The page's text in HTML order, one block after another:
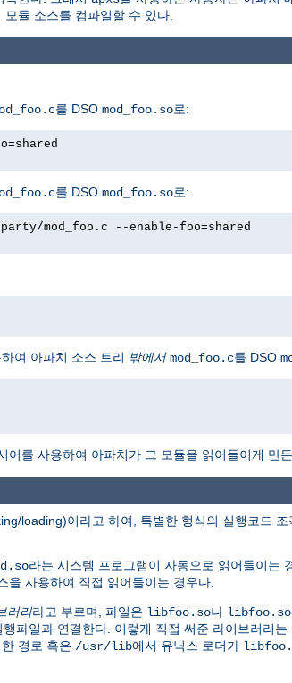
듈 소스를 컴파일할 수 있다.
를 DSO mod_foo.so로:
를 DSO mod_foo.so로:
mod_foo.c --enable-foo=shared
여 아파치 소스 트리 밖에서 mod_foo.c를 DSO
어를 사용하여 아파치가 그 모듈을 읽어들이게 만든
loading)이라고 하여, 특별한 형식의 실행코드
라는 시스템 프로그램이 자동으로 읽어들이는
을 사용하여 직접 읽어들이는 경우다.
러리라고 부르며, 파일은 libfoo.so나
행파일과 연결한다. 이렇게 직접 써준 라이브러리
경로 혹은 /usr/lib에서 유닉스 로더가